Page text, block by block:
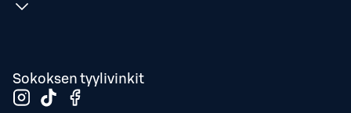
Sokoksen tyylivinkit